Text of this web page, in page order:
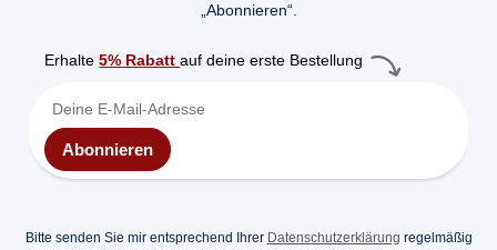
„Abonnieren“.
Erhalte5% Rabattauf deine erste Bestellung
Abonnieren
Bitte senden Sie mir entsprechend Ihrer Datenschutzerklärung regelmäßig